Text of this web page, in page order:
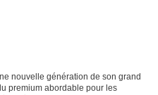
nouvelle génération de son grand
premium abordable pour les